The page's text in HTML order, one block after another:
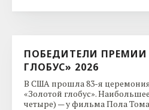
ПОБЕДИТЕЛИ
ГЛОБУС» 2026
В США прошла 83-я
«Золотой глобус».
четыре) — у фильма Пола